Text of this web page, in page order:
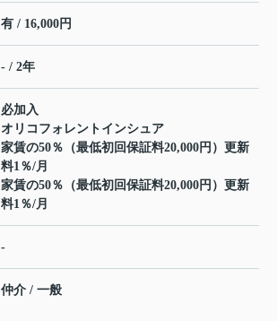
有 / 16,000円
- / 2年
必加入
オリコフォレントインシュア
家賃の50％（最低初回保証料20,000円）更新
料1％/月
家賃の50％（最低初回保証料20,000円）更新
料1％/月
-
仲介 / 一般